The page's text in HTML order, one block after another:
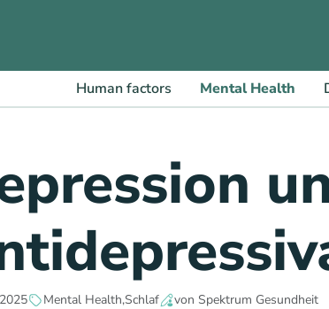
Human factors Mental Health
Mental HealthSchlaf von Spektrum Gesundheit